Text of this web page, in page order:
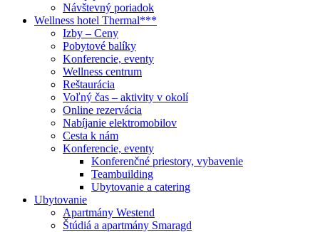
Návštevný poriadok
Wellness hotel Thermal***
Izby – Ceny
Pobytové balíky
Konferencie, eventy
Wellness centrum
Reštaurácia
Voľný čas – aktivity v okolí
Online rezervácia
Nabíjanie elektromobilov
Cesta k nám
Konferencie, eventy
Konferenčné priestory, vybavenie
Teambuilding
Ubytovanie a catering
Ubytovanie
Apartmány Westend
Štúdiá a apartmány Smaragd